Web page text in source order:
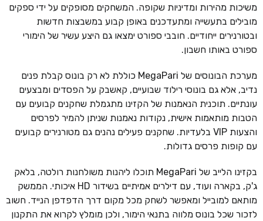
משיכות מהירות ומדיניות שקופה. המשחקים מסופקים על ידי ספקים
מובילים בתעשייה ומתעדכנים באופן קבוע במשבצות חדשות
ובטורנירים ייחודיים. חובבי ספורט ימצאו גם היצע עשיר של הימורי
ספורט באותו חשבון.
מערכת הבונוסים של MegaPari כוללת לא רק בונוס קבלת פנים
נדיב, אלא גם בונוסי רילוד שבועיים, קאשבק על הפסדים ומבצעים
עונתיים. תוכנית הנאמנות של הקזינו מתגמלת שחקנים קבועים עם
הטבות מותאמות אישית, נקודות נאמנות שניתן להמיר לפרסים
והצעות VIP בלעדיות. שחקנים פעילים נהנים גם מטורנירים קבועים
עם קופות פרסים גדולות.
בקזינו הלייב של MegaPari תוכלו ליהנות משולחנות רולטה, בלאק
ג'ק, בקארה ועוד, עם דילרים אמיתיים בשידור HD איכותי. הממשק
מותאם למובייל ומאפשר לשחק מכל מקום דרך הדפדפן הנייד. חשוב
לזכור שכל בונוס מלווה בתנאי הימור, ולכן מומלץ לקרוא את התקנון